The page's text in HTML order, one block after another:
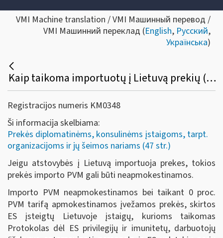
VMI Machine translation / VMI Машинный перевод /
VMI Машинний переклад (English, Русский,
Українська)
Kaip taikoma importuotų į Lietuvą prekių (paslaugų) importo PVM lengvata diplomatinėms atstovybėms, konsulinėms įstaigoms ir tarptautinėms organizacijoms ar jų atstovybėms, taip pat šių atstovybių ir įstaigų nariams ir jų šeimų nariams?
Registracijos numeris KM0348
Ši informacija skelbiama:
Prekės diplomatinėms, konsulinėms įstaigoms, tarpt.
organizacijoms ir jų šeimos nariams (47 str.)
Jeigu atstovybės į Lietuvą importuoja prekes, tokios
prekės importo PVM gali būti neapmokestinamos.
Importo PVM neapmokestinamos bei taikant 0 proc.
PVM tarifą apmokestinamos įvežamos prekės, skirtos
ES įsteigtų Lietuvoje įstaigų, kurioms taikomas
Protokolas dėl ES privilegijų ir imunitetų, darbuotojų